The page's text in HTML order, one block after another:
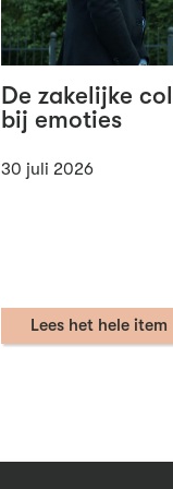
De zakelijke
bij emoties
30 juli 2026
Lees het hele item